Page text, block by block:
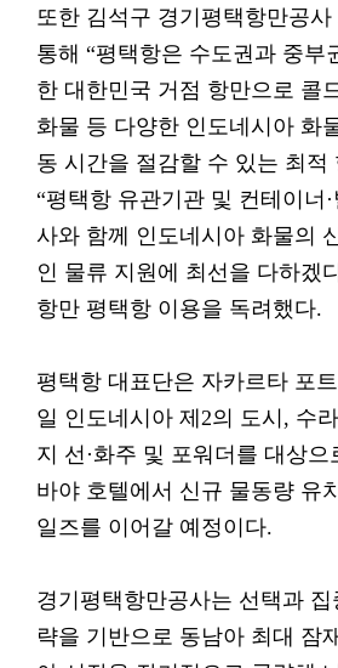
또한 김석구 경기평택항만공
통해 “평택항은 수도권과 중부
한 대한민국 거점 항만으로 콜
화물 등 다양한 인도네시아 화
동 시간을 절감할 수 있는 최적
“평택항 유관기관 및 컨테이너
사와 함께 인도네시아 화물의
인 물류 지원에 최선을 다하겠
항만 평택항 이용을 독려했다.
평택항 대표단은 자카르타 포
일 인도네시아 제2의 도시, 수
지 선·화주 및 포워더를 대상
바야 호텔에서 신규 물동량 유
일즈를 이어갈 예정이다.
경기평택항만공사는 선택과
략을 기반으로 동남아 최대 잠